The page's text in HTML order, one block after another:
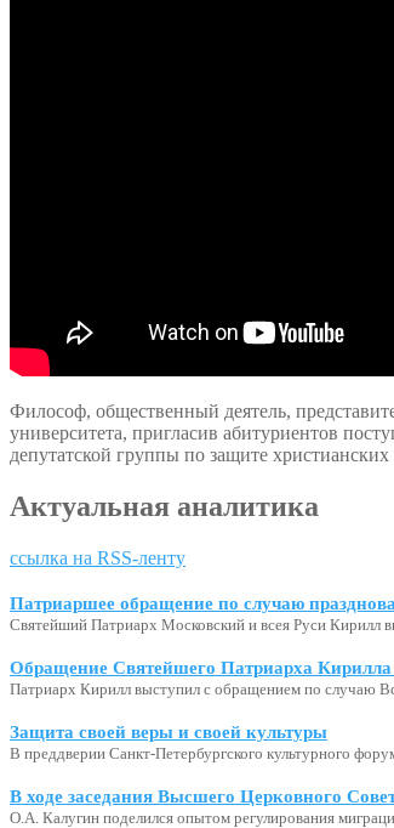
Философ, общественный деятель,
университета, пригласив абитуриентов
депутатской группы по защите
Актуальная аналитика
ссылка на RSS-ленту
Патриаршее обращение по случаю
Святейший Патриарх Московский и всея Руси Кирилл
Обращение Святейшего Патриарха Кирилла
Патриарх Кирилл выступил с обращением по случаю
Защита своей веры и своей культуры
В преддверии Санкт-Петербургского культурного
В ходе заседания Высшего Церковного
О.А. Калугин поделился опытом регулирования